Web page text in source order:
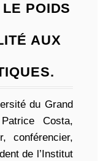
POIDS
AUX
du Grand
Costa,
conférencier,
de l’Institut